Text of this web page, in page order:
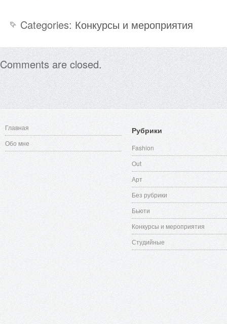
Categories: Конкурсы и мероприятия
Comments are closed.
Главная
Обо мне
Рубрики
Fashion
Out
Арт
Без рубрики
Бьюти
Конкурсы и мероприятия
Студийные